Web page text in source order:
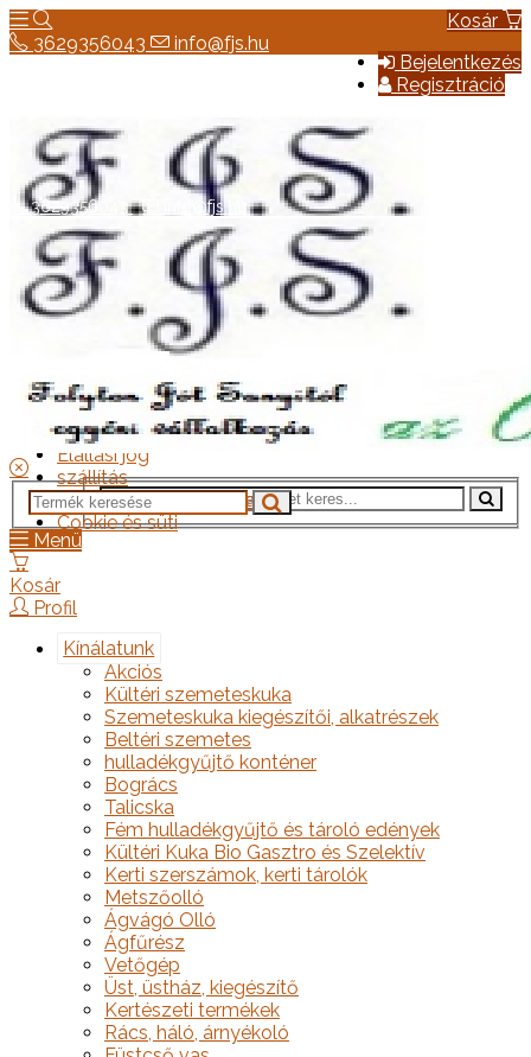
Kosár
Bejelentkezés
Regisztráció
3629356043 info@fjs.hu
Hírek
Elérhetőség
Általános szerződési feltételek
Elállási jog
szállítás
Adatkezelési tájékoztató
Cookie és süti
3629356043 info@fjs.hu
Menü
Kosár
Profil
Kínálatunk
Akciós
Kültéri szemeteskuka
Szemeteskuka kiegészítői, alkatrészek
Beltéri szemetes
hulladékgyűjtő konténer
Bogrács
Talicska
Fém hulladékgyűjtő és tároló edények
Kültéri Kuka Bio Gasztro és Szelektív
Kerti szerszámok, kerti tárolók
Metszőolló
Ágvágó Olló
Ágfűrész
Vetőgép
Üst, üstház, kiegészítő
Kertészeti termékek
Rács, háló, árnyékoló